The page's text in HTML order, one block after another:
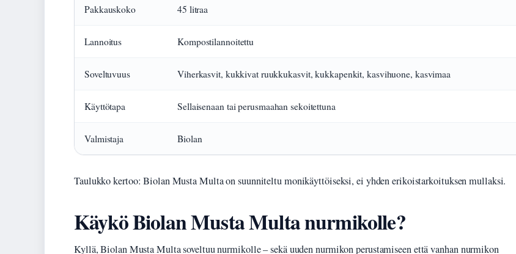
Pakkauskoko 45 litraa
Lannoitus Kompostilannoitettu
Soveltuvuus Viherkasvit, kukkivat ruukkukasvit, kukkapenkit, kasvihuone, kasvimaa
Käyttötapa Sellaisenaan tai perusmaahan sekoitettuna
Valmistaja Biolan
Taulukko kertoo: Biolan Musta Multa on suunniteltu monikäyttöiseksi, ei yhden erikoistarkoituksen mullaksi.
Käykö Biolan Musta Multa nurmikolle?
Kyllä, Biolan Musta Multa soveltuu nurmikolle – sekä uuden nurmikon perustamiseen että vanhan nurmikon